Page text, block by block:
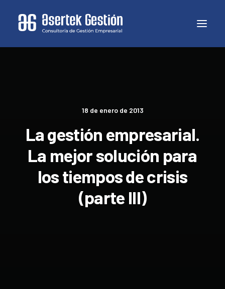
18 de enero de 2013
La gestión empresarial.
La mejor solución para
los tiempos de crisis
(parte III)